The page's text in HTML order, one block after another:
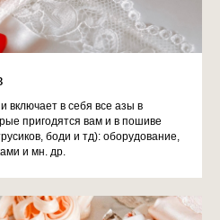
включает в себя все азы в
пригодятся вам и в пошиве
боди и тд): оборудование,
и мн. др.